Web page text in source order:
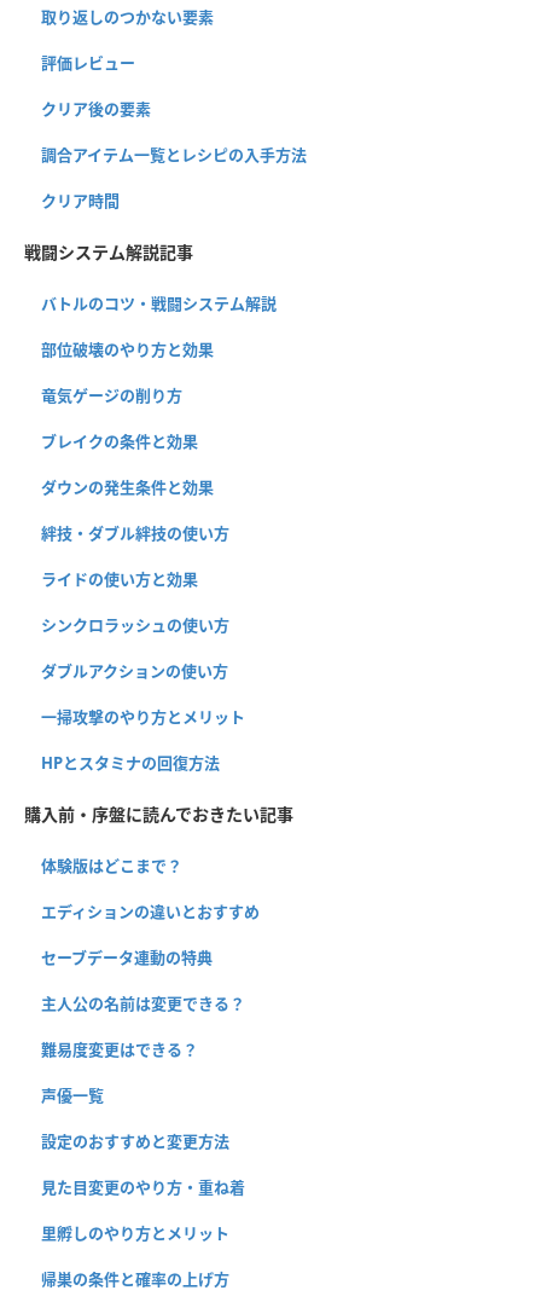
取り返しのつかない要素
評価レビュー
クリア後の要素
調合アイテム一覧とレシピの入手方法
クリア時間
戦闘システム解説記事
バトルのコツ・戦闘システム解説
部位破壊のやり方と効果
竜気ゲージの削り方
ブレイクの条件と効果
ダウンの発生条件と効果
絆技・ダブル絆技の使い方
ライドの使い方と効果
シンクロラッシュの使い方
ダブルアクションの使い方
一掃攻撃のやり方とメリット
HPとスタミナの回復方法
購入前・序盤に読んでおきたい記事
体験版はどこまで？
エディションの違いとおすすめ
セーブデータ連動の特典
主人公の名前は変更できる？
難易度変更はできる？
声優一覧
設定のおすすめと変更方法
見た目変更のやり方・重ね着
里孵しのやり方とメリット
帰巣の条件と確率の上げ方